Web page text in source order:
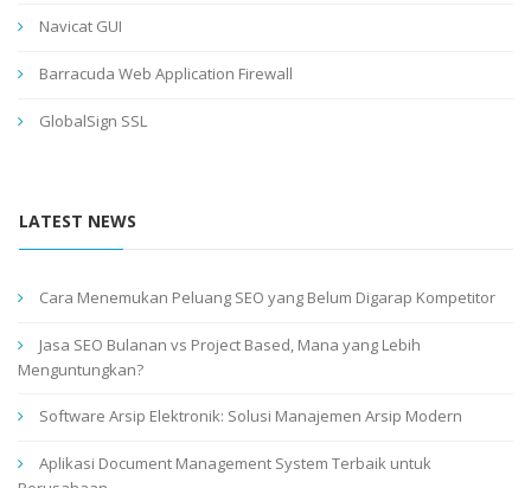
Navicat GUI
Barracuda Web Application Firewall
GlobalSign SSL
LATEST NEWS
Cara Menemukan Peluang SEO yang Belum Digarap Kompetitor
Jasa SEO Bulanan vs Project Based, Mana yang Lebih
Menguntungkan?
Software Arsip Elektronik: Solusi Manajemen Arsip Modern
Aplikasi Document Management System Terbaik untuk